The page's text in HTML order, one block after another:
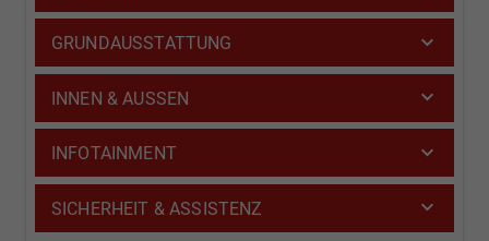
GRUNDAUSSTATTUNG
INNEN & AUSSEN
INFOTAINMENT
SICHERHEIT & ASSISTENZ